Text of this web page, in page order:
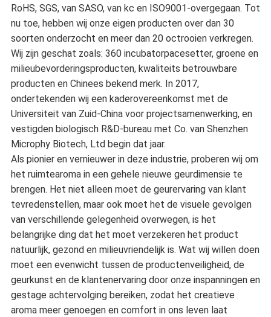
RoHS, SGS, van SASO, van kc en ISO9001-overgegaan. Tot
nu toe, hebben wij onze eigen producten over dan 30
soorten onderzocht en meer dan 20 octrooien verkregen.
Wij zijn geschat zoals: 360 incubatorpacesetter, groene en
milieubevorderingsproducten, kwaliteits betrouwbare
producten en Chinees bekend merk. In 2017,
ondertekenden wij een kaderovereenkomst met de
Universiteit van Zuid-China voor projectsamenwerking, en
vestigden biologisch R&D-bureau met Co. van Shenzhen
Microphy Biotech, Ltd begin dat jaar.
Als pionier en vernieuwer in deze industrie, proberen wij om
het ruimtearoma in een gehele nieuwe geurdimensie te
brengen. Het niet alleen moet de geurervaring van klant
tevredenstellen, maar ook moet het de visuele gevolgen
van verschillende gelegenheid overwegen, is het
belangrijke ding dat het moet verzekeren het product
natuurlijk, gezond en milieuvriendelijk is. Wat wij willen doen
moet een evenwicht tussen de productenveiligheid, de
geurkunst en de klantenervaring door onze inspanningen en
gestage achtervolging bereiken, zodat het creatieve
aroma meer genoegen en comfort in ons leven laat